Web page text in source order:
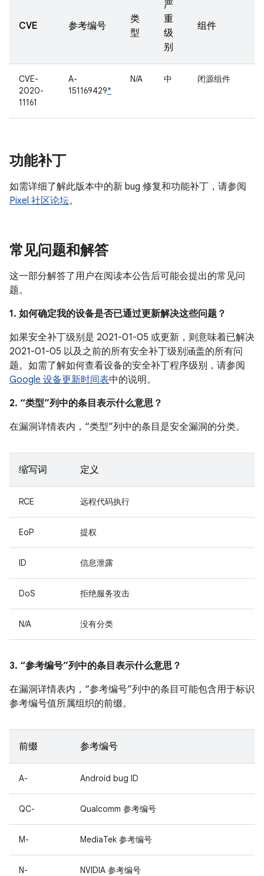
CVE 参考编号
类
型
严
重
级
别
组件
CVE-
2020-
11161
A-
151169429*
N/A 中 闭源组件
功能补丁
如需详细了解此版本中的新 bug 修复和功能补丁，请参阅
Pixel 社区论坛。
常见问题和解答
这一部分解答了用户在阅读本公告后可能会提出的常见问
题。
1. 如何确定我的设备是否已通过更新解决这些问题？
如果安全补丁级别是 2021-01-05 或更新，则意味着已解决
2021-01-05 以及之前的所有安全补丁级别涵盖的所有问
题。如需了解如何查看设备的安全补丁程序级别，请参阅
Google 设备更新时间表中的说明。
2. “类型”列中的条目表示什么意思？
在漏洞详情表内，“类型”列中的条目是安全漏洞的分类。
缩写词 定义
RCE 远程代码执行
EoP 提权
ID 信息泄露
DoS 拒绝服务攻击
N/A 没有分类
3. “参考编号”列中的条目表示什么意思？
在漏洞详情表内，“参考编号”列中的条目可能包含用于标识
参考编号值所属组织的前缀。
前缀 参考编号
A- Android bug ID
QC- Qualcomm 参考编号
M- MediaTek 参考编号
N- NVIDIA 参考编号